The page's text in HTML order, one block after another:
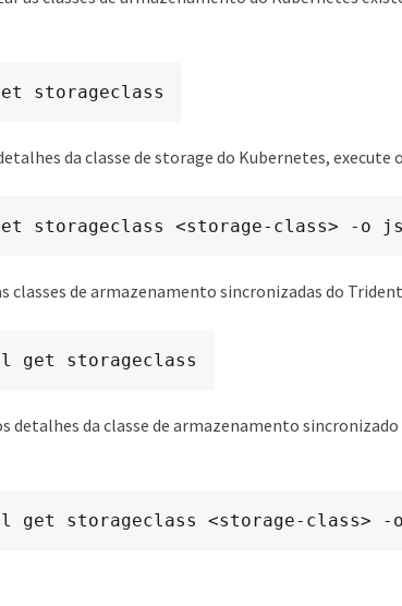
storageclass
da classe de storage do Kubernetes, execute
storageclass <storage-class> -o
classes de armazenamento sincronizadas do
get storageclass
detalhes da classe de armazenamento
get storageclass <storage-class> -